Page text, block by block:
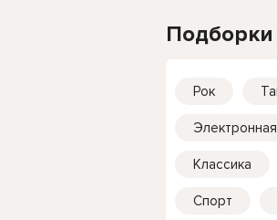
Подборки
Рок
Электронная
Классика
Спорт